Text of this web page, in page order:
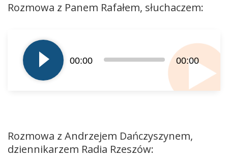
Rozmowa z Panem Rafałem, słuchaczem:
plików
dźwiękowych
00:00 00:00
Rozmowa z Andrzejem Dańczyszynem,
dziennikarzem Radia Rzeszów: